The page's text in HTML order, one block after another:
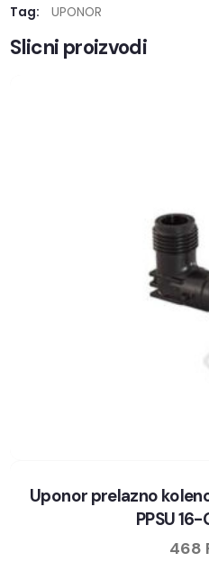
Tag:
UPONOR
Slicni proizvodi
Uponor prelazno
PPSU
468